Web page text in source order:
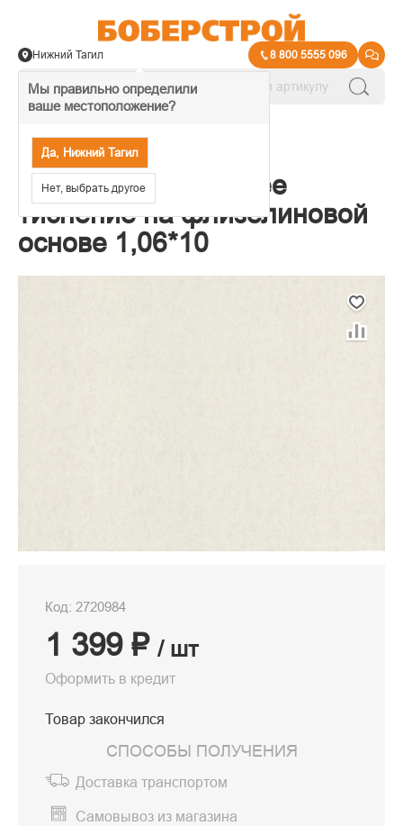
Мы правильно определили
ваше местоположение?
Да, Нижний Тагил
Нет, выбрать другое
Нижний Тагил 8 800 5555 096
Обои Аспект Горячее
тиснение на флизелиновой
основе 1,06*10
Код: 2720984
1 399 ₽ / шт
Оформить в кредит
Товар закончился
СПОСОБЫ ПОЛУЧЕНИЯ
Доставка транспортом
Самовывоз из магазина